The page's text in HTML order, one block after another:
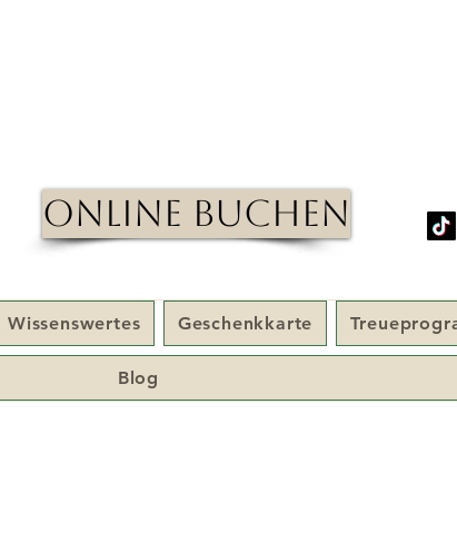
Online Buchen
Wissenswertes Geschenkkarte
Blog